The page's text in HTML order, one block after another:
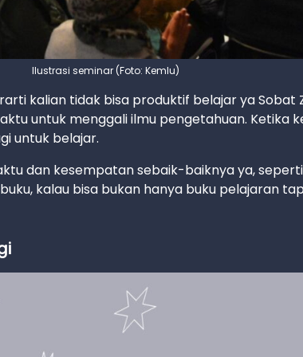
Ilustrasi seminar (Foto: Kemlu)
kalian tidak bisa produktif belajar ya Sobat
untuk menggali ilmu pengetahuan. Ketika
untuk belajar.
dan kesempatan sebaik-baiknya ya,
kalau bisa bukan hanya buku pelajaran